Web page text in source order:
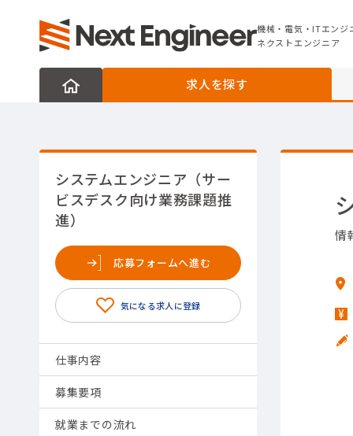
機械・電気・ITエンジニアの転職なら
機械・電気・ITエンジ
ネクストエンジニア
求人を探す
システムエンジニア（サー
ビスデスク向け業務課題推
進）
応募フォームへ進む
仕事内容
募集要項
就業までの流れ
情